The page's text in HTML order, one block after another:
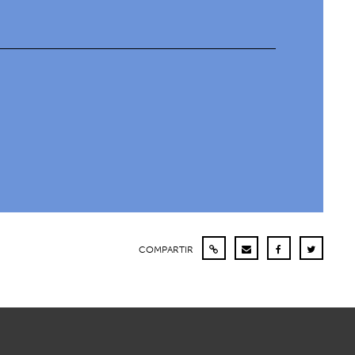
COMPARTIR